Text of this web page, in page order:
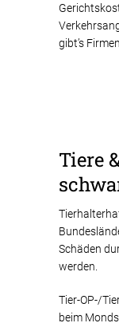
gibt’s
Tiere
Schäden
werden.
Tier-OP-/
beim